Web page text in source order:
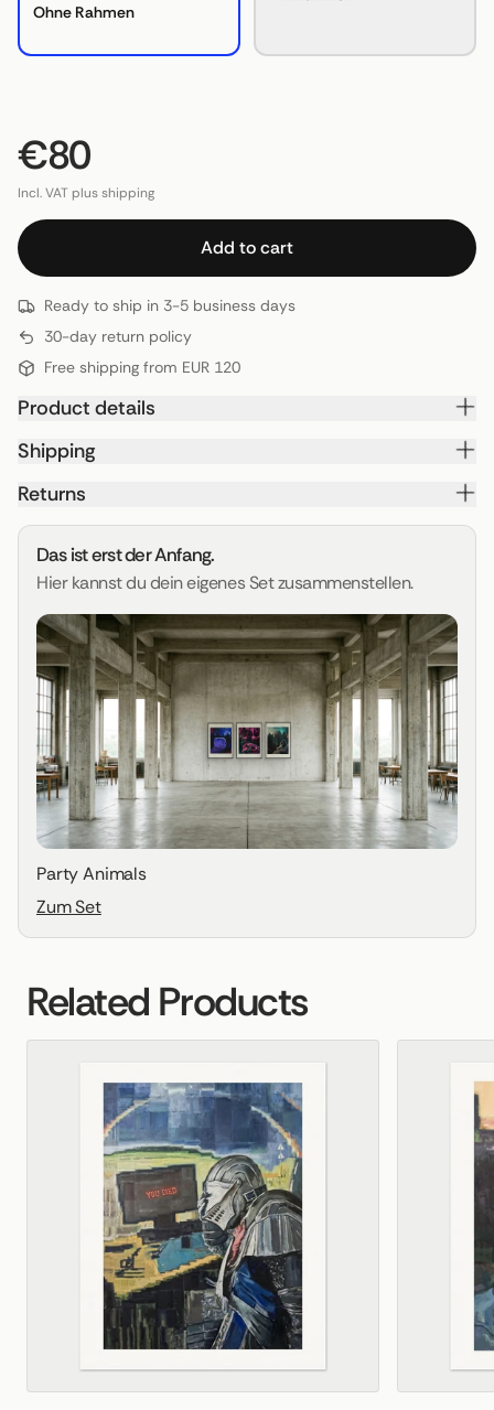
Ohne Rahmen
€80
Incl. VAT plus shipping
Add to cart
Ready to ship in 3-5 business days
30-day return policy
Free shipping from EUR 120
Product details
Shipping
Returns
Das ist erst der Anfang.
Hier kannst du dein eigenes Set zusammenstellen.
Party Animals
Zum Set
Related Products